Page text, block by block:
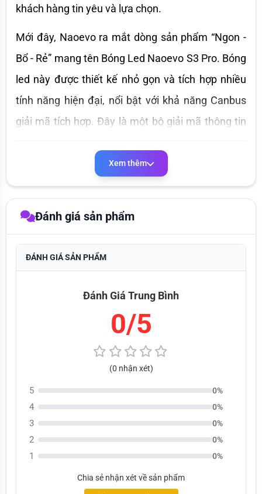
khách hàng tin yêu và lựa chọn.
Mới đây, Naoevo ra mắt dòng sản phẩm “Ngon -
Bổ - Rẻ” mang tên Bóng Led Naoevo S3 Pro. Bóng
led này được thiết kế nhỏ gọn và tích hợp nhiều
tính năng hiện đại, nổi bật với khả năng Canbus
giải mã tích hợp. Đây là một bộ giải mã thông tin
hoạt động của các thiết bị trên xe. Naoevo S3 Pro
tương thích với nhiều loại xe như xe Đức, xe Hàn,
này hứa hẹn sẽ tạo nên cơn sốt trên thị trường
trong thời gian tới.
1. HÌNH ẢNH ÁNH SÁNG THỰC TẾ
CỦA NAOEVO S3 PRO
Xem thêm
Đánh giá sản phẩm
ĐÁNH GIÁ SẢN PHẨM
Đánh Giá Trung Bình
0/5
(0 nhận xét)
5 0%
4 0%
3 0%
2 0%
1 0%
Chia sẻ nhận xét về sản phẩm